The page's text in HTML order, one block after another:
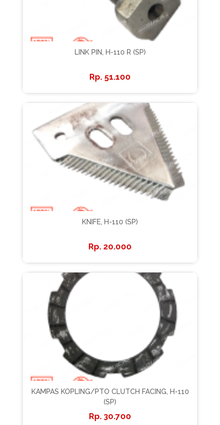
LINK PIN, H-110 R (SP)
51.100
KNIFE, H-110 (SP)
20.000
KAMPAS KOPLING/PTO CLUTCH FACING, H-110
(SP)
30.700